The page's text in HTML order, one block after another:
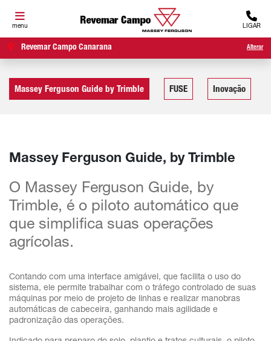
menu LIGAR
Revemar Campo Canarana Alterar
FUSE Inovação
Massey Ferguson Guide by Trimble
Massey Ferguson Guide, by Trimble
O Massey Ferguson Guide, by
Trimble, é o piloto automático que
que simplifica suas operações
agrícolas.
Contando com uma interface amigável, que facilita o uso do
sistema, ele permite trabalhar com o tráfego controlado de suas
máquinas por meio de projeto de linhas e realizar manobras
automáticas de cabeceira, ganhando mais agilidade e
padronização das operações.